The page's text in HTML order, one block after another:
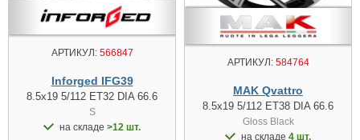
АРТИКУЛ:566847
Inforged IFG39
8.5x19 5/112 ET32 DIA 66.6
S
на складе >12 шт.
АРТИКУЛ:584764
MAK Qvattro
8.5x19 5/112 ET38 DIA 66.6
Gloss Black
на складе 4 шт.